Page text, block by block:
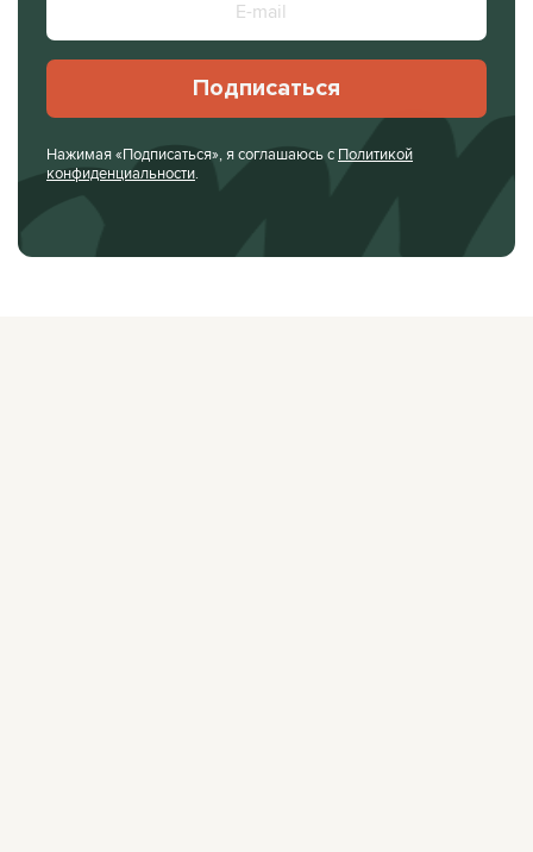
Подписаться
Нажимая «Подписаться», я соглашаюсь с Политикой
конфиденциальности.